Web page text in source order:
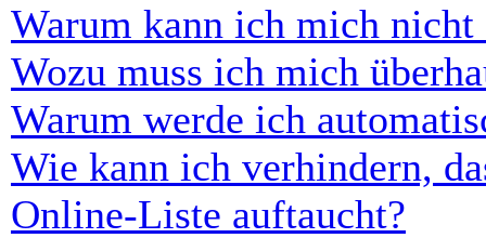
Warum kann ich mich nicht
Wozu muss ich mich
Warum werde ich
Wie kann ich verhindern,
Online-Liste auftaucht?